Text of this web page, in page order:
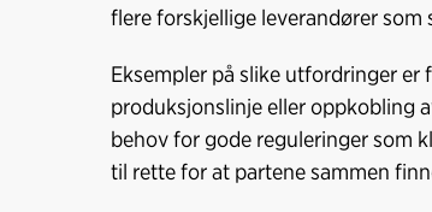
flere forskjellige leverandører som
Eksempler på slike utfordringer er
produksjonslinje eller oppkobling
behov for gode reguleringer som
til rette for at partene sammen